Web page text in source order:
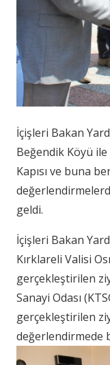
İçişleri Bakan
Beğendik Köyü
Kapısı ve buna
geldi.
İçişleri Bakan
Kırklareli Valisi
gerçekleştirilen
Sanayi Odası
gerçekleştirilen
değerlendirmede